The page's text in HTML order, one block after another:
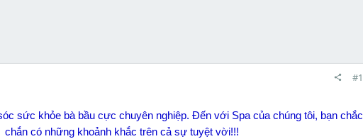
#1
sức khỏe bà bầu cực chuyên nghiệp. Đến với Spa của chúng tôi, bạn chắc
chắn có những khoảnh khắc trên cả sự tuyệt vời!!!